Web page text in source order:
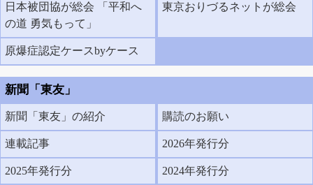
日本被団協が総会 「平和へ
の道 勇気もって」
東京おりづるネットが総会
原爆症認定ケースbyケース
新聞「東友」
新聞「東友」の紹介 購読のお願い
連載記事 2026年発行分
2025年発行分 2024年発行分